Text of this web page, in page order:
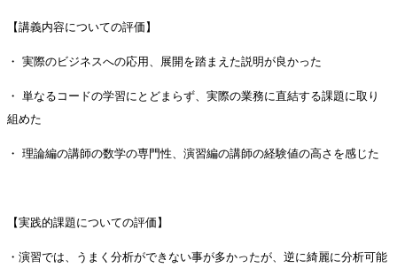
【講義内容についての評価】
・ 実際のビジネスへの応用、展開を踏まえた説明が良かった
・ 単なるコードの学習にとどまらず、実際の業務に直結する課題に取り
組めた
・ 理論編の講師の数学の専門性、演習編の講師の経験値の高さを感じた
【実践的課題についての評価】
・演習では、うまく分析ができない事が多かったが、逆に綺麗に分析可能